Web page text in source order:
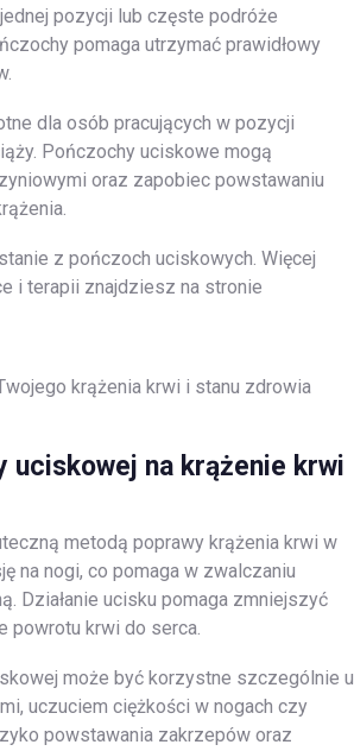
pozycji lub częste podróże
pomaga utrzymać prawidłowy
dla osób pracujących w pozycji
Pończochy uciskowe mogą
oraz zapobiec powstawaniu
z pończoch uciskowych. Więcej
i terapii znajdziesz na stronie
krążenia krwi i stanu zdrowia
uciskowej na krążenie krwi
metodą poprawy krążenia krwi w
na nogi, co pomaga w zwalczaniu
Działanie ucisku pomaga zmniejszyć
powrotu krwi do serca.
może być korzystne szczególnie u
uczuciem ciężkości w nogach czy
powstawania zakrzepów oraz